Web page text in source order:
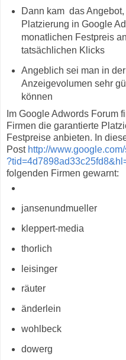
Dann kam das
Platzierung in Google
monatlichen Festpreis
tatsächlichen Klicks
Angeblich sei man in
Anzeigevolumen sehr
können
Im Google Adwords Forum
Firmen die garantierte
Festpreise anbieten. In
Post http://
folgenden Firmen gewarnt:
jansenundmueller
kleppert-media
thorlich
leisinger
räuter
änderlein
wohlbeck
dowerg